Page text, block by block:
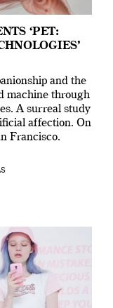
‘PET:
and the
machine through
A surreal study
affection. On
Francisco.